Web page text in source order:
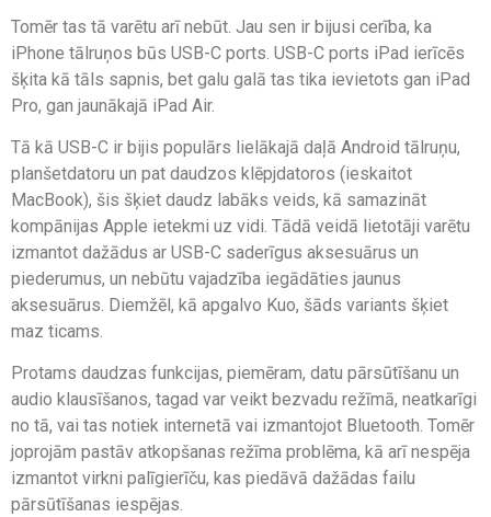
Tomēr tas tā varētu arī nebūt. Jau sen ir bijusi cerība, ka
iPhone tālruņos būs USB-C ports. USB-C ports iPad ierīcēs
šķita kā tāls sapnis, bet galu galā tas tika ievietots gan iPad
Pro, gan jaunākajā iPad Air.
Tā kā USB-C ir bijis populārs lielākajā daļā Android tālruņu,
planšetdatoru un pat daudzos klēpjdatoros (ieskaitot
MacBook), šis šķiet daudz labāks veids, kā samazināt
kompānijas Apple ietekmi uz vidi. Tādā veidā lietotāji varētu
izmantot dažādus ar USB-C saderīgus aksesuārus un
piederumus, un nebūtu vajadzība iegādāties jaunus
aksesuārus. Diemžēl, kā apgalvo Kuo, šāds variants šķiet
maz ticams.
Protams daudzas funkcijas, piemēram, datu pārsūtīšanu un
audio klausīšanos, tagad var veikt bezvadu režīmā, neatkarīgi
no tā, vai tas notiek internetā vai izmantojot Bluetooth. Tomēr
joprojām pastāv atkopšanas režīma problēma, kā arī nespēja
izmantot virkni palīgierīču, kas piedāvā dažādas failu
pārsūtīšanas iespējas.